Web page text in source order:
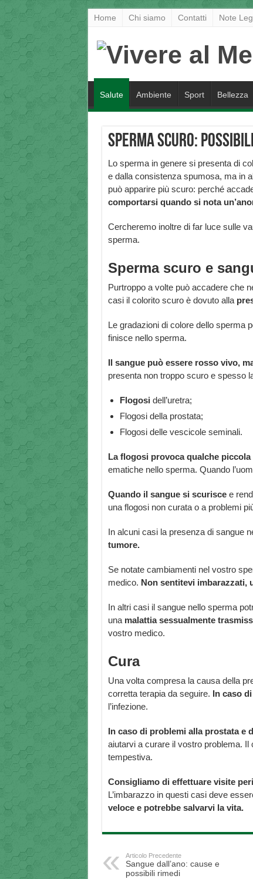
Home Chi siamo Contatti Note
Salute Ambiente Sport Bellezza
Sperma scuro:
Lo sperma in genere si presenta di
e dalla consistenza spumosa, ma in
può apparire più scuro: perché
comportarsi quando si nota
Cercheremo inoltre di far luce sulle
sperma.
Sperma scuro e
Purtroppo a volte può accadere che
casi il colorito scuro è dovuto alla
Le gradazioni di colore dello sperma
finisce nello sperma.
Il sangue può essere rosso vivo,
presenta non troppo scuro e spesso
Flogosi dell’uretra;
Flogosi della prostata;
Flogosi delle vescicole seminali.
La flogosi provoca qualche piccola
ematiche nello sperma. Quando
Quando il sangue si scuriscee
una flogosi non curata o a problemi
In alcuni casi la presenza di sangue
tumore.
Se notate cambiamenti nel vostro
medico. Non sentitevi imbarazzati,
In altri casi il sangue nello sperma
unamalattia sessualmente
vostro medico.
Cura
Una volta compresa la causa della
corretta terapia da seguire. In caso
l’infezione.
In caso di problemi alla prostata e
aiutarvi a curare il vostro problema.
tempestiva.
Consigliamo di effettuare visite
L’imbarazzo in questi casi deve
veloce e potrebbe salvarvi la vita.
Articolo Precedente
Sangue dall’ano: cause e
possibili rimedi